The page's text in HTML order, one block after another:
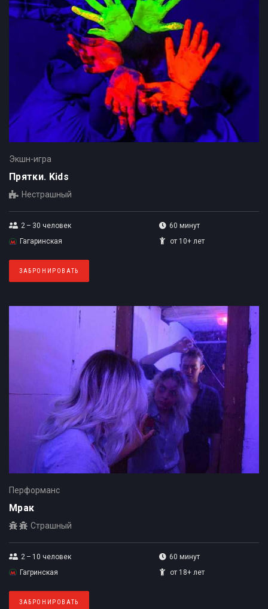
Экшн-игра
Прятки. Kids
Нестрашный
2 – 30 человек
60 минут
Гагаринская
от 10+ лет
ЗАБРОНИРОВАТЬ
Перформанс
Мрак
Страшный
2 – 10 человек
60 минут
Гагринская
от 18+ лет
ЗАБРОНИРОВАТЬ